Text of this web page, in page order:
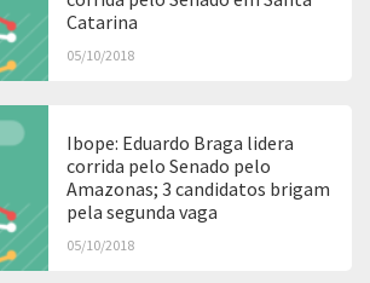
Catarina
05/10/2018
Ibope: Eduardo Braga lidera
corrida pelo Senado pelo
Amazonas; 3 candidatos brigam
pela segunda vaga
05/10/2018